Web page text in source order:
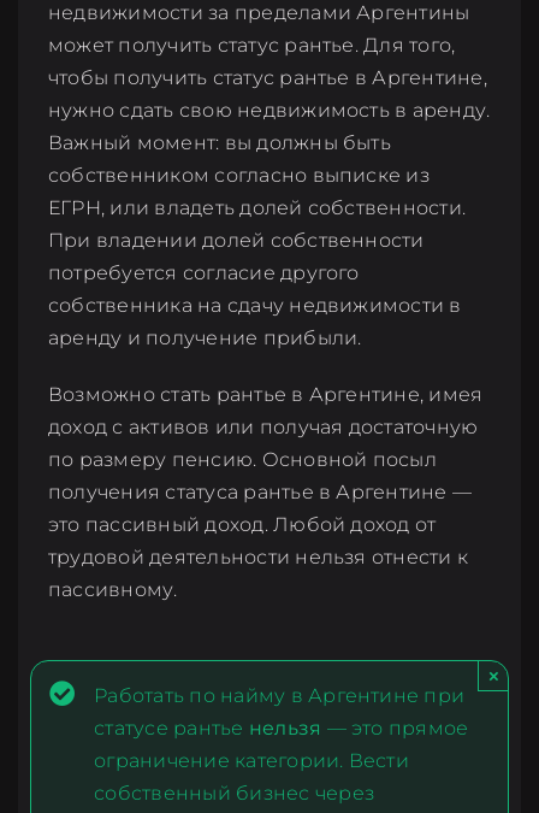
недвижимости за пределами Аргентины
может получить статус рантье. Для того,
чтобы получить статус рантье в Аргентине,
нужно сдать свою недвижимость в аренду.
Важный момент: вы должны быть
собственником согласно выписке из
ЕГРН, или владеть долей собственности.
При владении долей собственности
потребуется согласие другого
собственника на сдачу недвижимости в
аренду и получение прибыли.
Возможно стать рантье в Аргентине, имея
доход с активов или получая достаточную
по размеру пенсию. Основной посыл
получения статуса рантье в Аргентине —
это пассивный доход. Любой доход от
трудовой деятельности нельзя отнести к
пассивному.
Работать по найму в Аргентине при
статусе рантье нельзя — это прямое
ограничение категории. Вести
собственный бизнес через
×